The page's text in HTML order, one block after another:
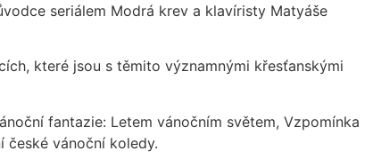
seriálem Modrá krev a klavíristy Matyáše
které jsou s těmito významnými křesťanskými
fantazie: Letem vánočním světem, Vzpomínka
české vánoční koledy.